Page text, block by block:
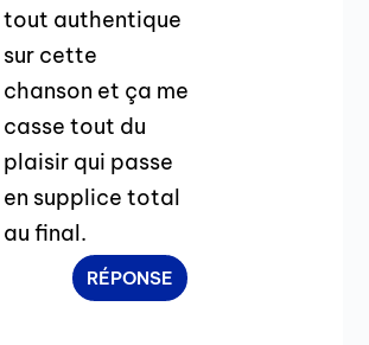
tout authentique
sur cette
chanson et ça me
casse tout du
plaisir qui passe
en supplice total
au final.
RÉPONSE